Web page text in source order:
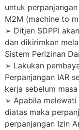
untuk
M2M (machine to
➢ Ditjen SDPPI
dan dikirimkan
Sistem Perizinan
➢ Lakukan
Perpanjangan IAR
kerja sebelum
➢ Apabila
diatas maka
perpanjangan Izin